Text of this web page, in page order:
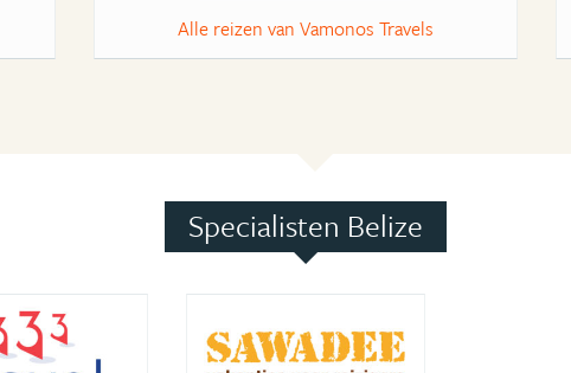
Alle reizen van Vamonos Travels
Specialisten Belize